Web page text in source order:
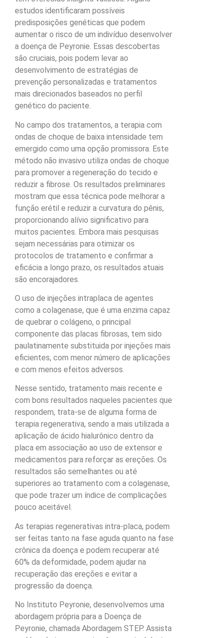
estudos identificaram possíveis
predisposições genéticas que podem
aumentar o risco de um indivíduo desenvolver
a doença de Peyronie. Essas descobertas
são cruciais, pois podem levar ao
desenvolvimento de estratégias de
prevenção personalizadas e tratamentos
mais direcionados baseados no perfil
genético do paciente.
No campo dos tratamentos, a terapia com
ondas de choque de baixa intensidade tem
emergido como uma opção promissora. Este
método não invasivo utiliza ondas de choque
para promover a regeneração do tecido e
reduzir a fibrose. Os resultados preliminares
mostram que essa técnica pode melhorar a
função erétil e reduzir a curvatura do pênis,
proporcionando alívio significativo para
muitos pacientes. Embora mais pesquisas
sejam necessárias para otimizar os
protocolos de tratamento e confirmar a
eficácia a longo prazo, os resultados atuais
são encorajadores.
O uso de injeções intraplaca de agentes
como a colagenase, que é uma enzima capaz
de quebrar o colágeno, o principal
componente das placas fibrosas, tem sido
paulatinamente substituida por injeções mais
eficientes, com menor número de aplicações
e com menos efeitos adversos.
Nesse sentido, tratamento mais recente e
com bons resultados naqueles pacientes que
respondem, trata-se de alguma forma de
terapia regenerativa, sendo a mais utilizada a
aplicação de ácido hialurônico dentro da
placa em associação ao uso de extensor e
medicamentos para reforçar as ereções. Os
resultados são semelhantes ou até
superiores ao tratamento com a colagenase,
que pode trazer um índice de complicações
pouco aceitável.
As terapias regenerativas intra-placa, podem
ser feitas tanto na fase aguda quanto na fase
crônica da doença e podem recuperar até
60% da deformidade, podem ajudar na
recuperação das ereções e evitar a
progressão da doença.
No Instituto Peyronie, desenvolvemos uma
abordagem própria para a Doença de
Peyronie, chamada Abordagem STEP. Assista